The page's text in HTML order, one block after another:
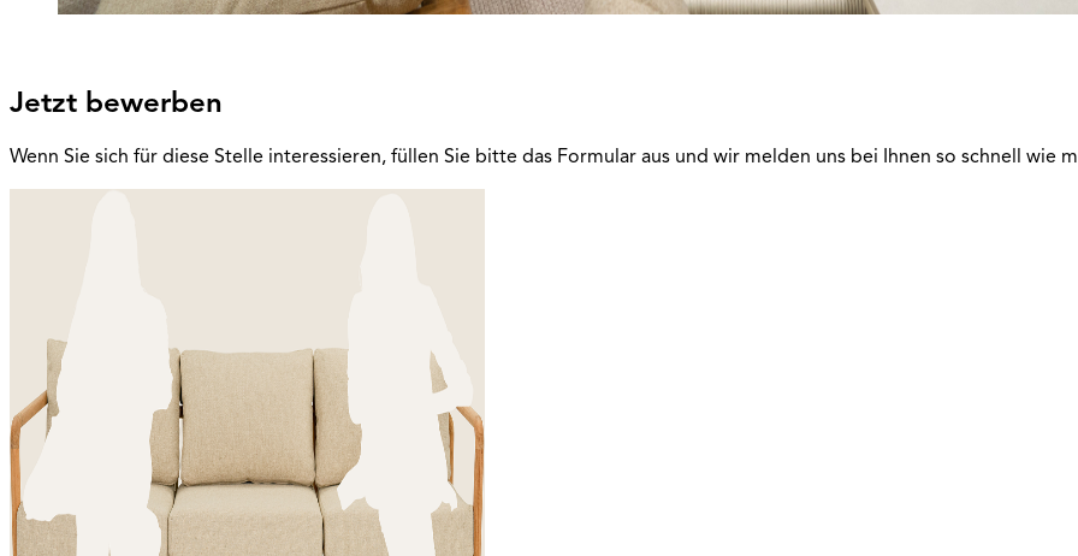
Jetzt bewerben
Wenn Sie sich für diese Stelle interessieren, füllen Sie bitte das Formular aus und wir melden uns bei Ihnen so schnell wie